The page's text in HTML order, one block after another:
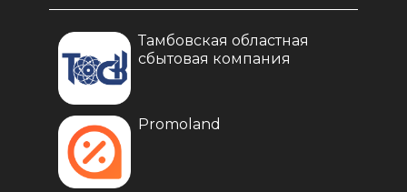
Тамбовская областная
сбытовая компания
Promoland